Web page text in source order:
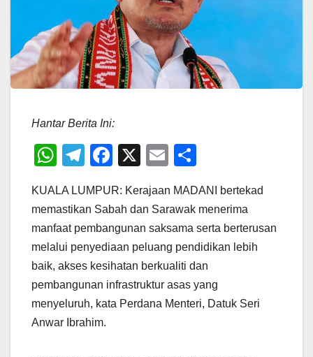
Hantar Berita Ini:
W
at
s
A
p
p
T
e
gr
a
m
F
c
e
b
o
o
k
X
E
ail ar
e
KUALA LUMPUR: Kerajaan MADANI bertekad
memastikan Sabah dan Sarawak menerima
manfaat pembangunan saksama serta berterusan
melalui penyediaan peluang pendidikan lebih
baik, akses kesihatan berkualiti dan
pembangunan infrastruktur asas yang
menyeluruh, kata Perdana Menteri, Datuk Seri
Anwar Ibrahim.